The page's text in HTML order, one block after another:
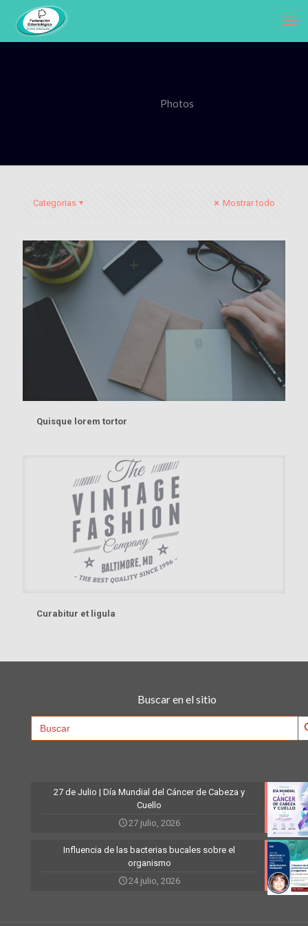
Photos
Categorias Mostrar todo
Quisque lorem tortor
Curabitur et ligula
Buscar en el sitio
Search
27 de Julio | Día Mundial del Cáncer de Cabeza y
Cuello
27 julio, 2026
Influencia de las bacterias bucales sobre el
organismo
24 julio, 2026